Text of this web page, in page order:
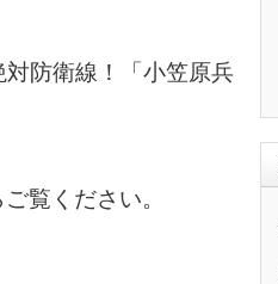
防衛線！「小笠原兵
覧ください。